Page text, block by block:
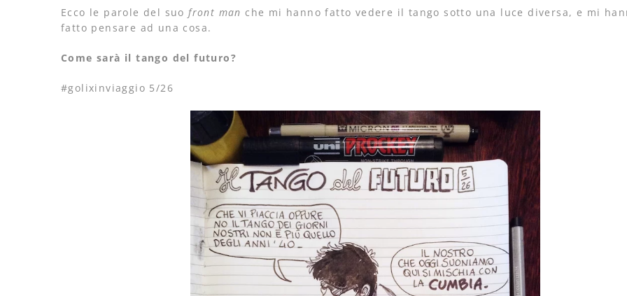
Ecco le parole del suofront man che mi hanno fatto vedere il tango sotto una luce diversa, e mi
fatto pensare ad una cosa.
Come sarà il tango del futuro?
#golixinviaggio 5/26